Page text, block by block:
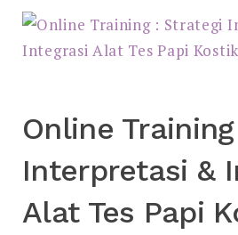
Online
Interpretasi &
Alat Tes Papi